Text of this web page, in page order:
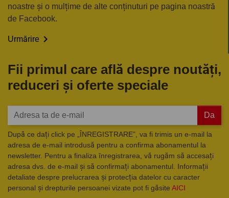
noastre și o mulțime de alte conținuturi pe pagina noastră
de Facebook.
Urmărire 
Fii primul care află despre noutăți,
reduceri și oferte speciale
Da
După ce dați click pe „ÎNREGISTRARE”, va fi trimis un e-mail la
adresa de e-mail introdusă pentru a confirma abonamentul la
newsletter. Pentru a finaliza înregistrarea, vă rugăm să accesați
adresa dvs. de e-mail și să confirmați abonamentul. Informații
detaliate despre prelucrarea și protecția datelor cu caracter
personal și drepturile persoanei vizate pot fi găsite AICI